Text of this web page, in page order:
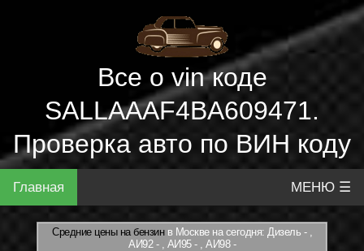
Все о vin коде
SALLAAAF4BA609471.
Проверка авто по ВИН коду
Главная МЕНЮ ☰
Средние цены на бензинв Москве на сегодня: Дизель - ,
АИ92 - , АИ95 - , АИ98 -